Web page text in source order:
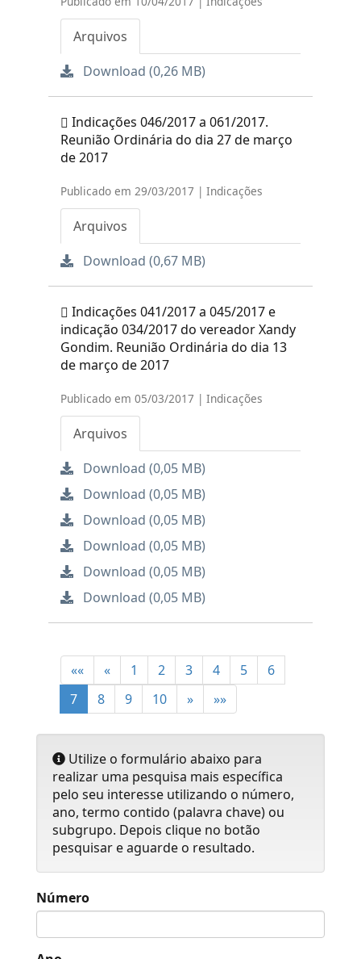
Arquivos
Download (0,26 MB)
Indicações 046/2017 a 061/2017.
Reunião Ordinária do dia 27 de março
de 2017
Publicado em 29/03/2017 | Indicações
Arquivos
Download (0,67 MB)
Indicações 041/2017 a 045/2017 e
indicação 034/2017 do vereador Xandy
Gondim. Reunião Ordinária do dia 13
de março de 2017
Publicado em 05/03/2017 | Indicações
Arquivos
Download (0,05 MB)
Download (0,05 MB)
Download (0,05 MB)
Download (0,05 MB)
Download (0,05 MB)
Download (0,05 MB)
«« « 1 2 3 4 5
6
7
8 9 10 » »»
Utilize o formulário abaixo para
realizar uma pesquisa mais específica
pelo seu interesse utilizando o número,
ano, termo contido (palavra chave) ou
subgrupo. Depois clique no botão
pesquisar e aguarde o resultado.
Número